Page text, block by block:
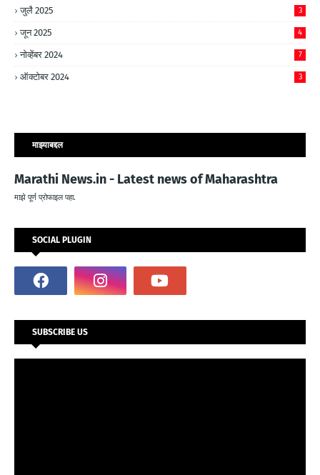
जुलै 2025 3
जून 2025 4
नोव्हेंबर 2024 7
ऑक्टोबर 2024 3
माझ्याबद्दल
Marathi News.in - Latest news of Maharashtra
माझे पूर्ण प्रोफाइल पहा.
SOCIAL PLUGIN
SUBSCRIBE US